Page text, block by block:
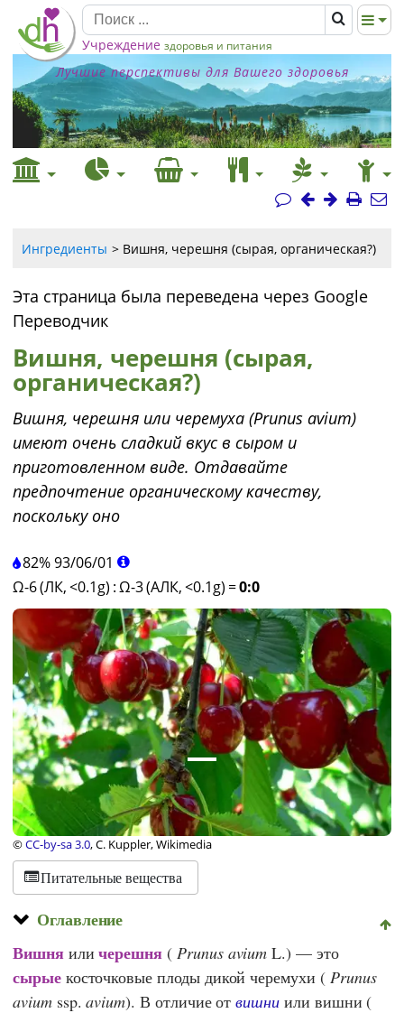
Учреждение здоровья и питания
Лучшие перспективы для Вашего здоровья
Ингредиенты Вишня, черешня (сырая, органическая?)
Эта страница была переведена через Google
Переводчик
Вишня, черешня (сырая,
органическая?)
Вишня, черешня или черемуха (Prunus avium)
имеют очень сладкий вкус в сыром и
приготовленном виде. Отдавайте
предпочтение органическому качеству,
поскольку оно
82%93/06/01
Ω-6 (ЛК, <0.1g) :Ω-3 (АЛК, <0.1g) =0:0
©CC-by-sa 3.0, C. Kuppler, Wikimedia
Питательные вещества
Оглавление
Вишняиличерешня ( Prunus avium L.) — это
сырыекосточковые плоды дикой черемухи ( Prunus
aviumssp.avium). В отличие отвишни или вишни (